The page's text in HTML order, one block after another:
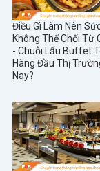
Điều Gì Làm Nên
Không Thể Chối Từ
- Chuỗi Lẩu Buffet
Hàng Đầu Thị
Nay?